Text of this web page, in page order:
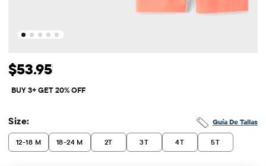
Precio original: $53.95
$53.95
BUY 3+ GET 20% OFF
Guía De Tallas
Size:
12-18 M 18-24 M 2T 3T 4T 5T